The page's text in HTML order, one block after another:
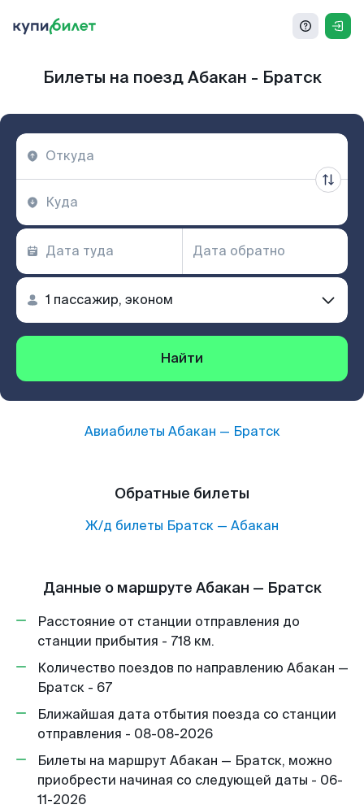
Билеты на поезд Абакан - Братск
Найти
Авиабилеты Абакан — Братск
Обратные билеты
Ж/д билеты Братск — Абакан
Данные о маршруте Абакан — Братск
Расстояние от станции отправления до
станции прибытия - 718 км.
Количество поездов по направлению Абакан —
Братск - 67
Ближайшая дата отбытия поезда со станции
отправления - 08-08-2026
Билеты на маршрут Абакан — Братск, можно
приобрести начиная со следующей даты - 06-
11-2026